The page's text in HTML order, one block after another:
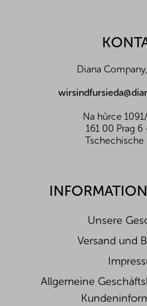
Diana
Na hůrce
161 00 Prag 6
Tschechische
Unsere
Versand und
Allgemeine